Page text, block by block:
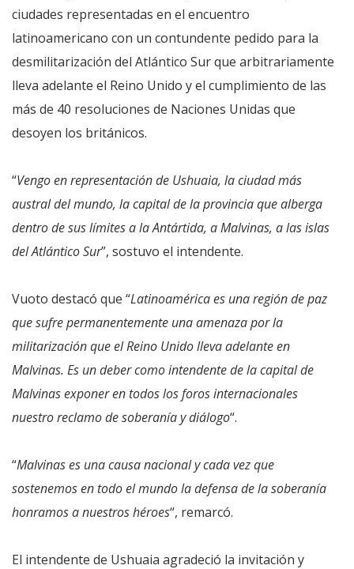
ciudades representadas en el encuentro
latinoamericano con un contundente pedido para la
desmilitarización del Atlántico Sur que arbitrariamente
lleva adelante el Reino Unido y el cumplimiento de las
más de 40 resoluciones de Naciones Unidas que
desoyen los británicos.
“Vengo en representación de Ushuaia, la ciudad más
austral del mundo, la capital de la provincia que alberga
dentro de sus límites a la Antártida, a Malvinas, a las islas
del Atlántico Sur”, sostuvo el intendente.
Vuoto destacó que “Latinoamérica es una región de paz
que sufre permanentemente una amenaza por la
militarización que el Reino Unido lleva adelante en
Malvinas. Es un deber como intendente de la capital de
Malvinas exponer en todos los foros internacionales
nuestro reclamo de soberanía y diálogo“.
“Malvinas es una causa nacional y cada vez que
sostenemos en todo el mundo la defensa de la soberanía
honramos a nuestros héroes“, remarcó.
El intendente de Ushuaia agradeció la invitación y